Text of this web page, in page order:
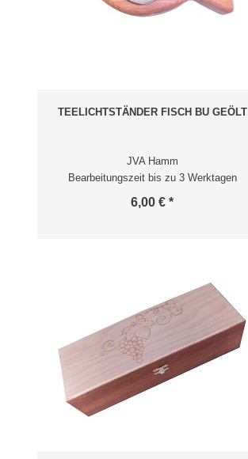
TEELICHTSTÄNDER FISCH BU GEÖLT
JVA Hamm
Bearbeitungszeit bis zu 3 Werktagen
6,00 € *